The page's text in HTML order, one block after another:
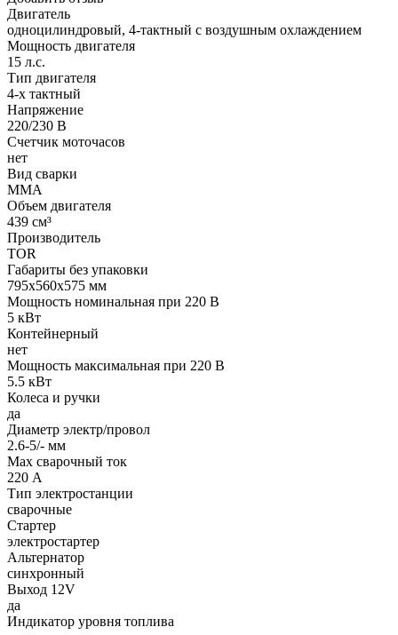
Двигатель
одноцилиндровый, 4-тактный с воздушным охлаждением
Мощность двигателя
15 л.с.
Тип двигателя
4-х тактный
Напряжение
220/230 В
Счетчик моточасов
нет
Вид сварки
MMA
Объем двигателя
439 см³
Производитель
TOR
Габариты без упаковки
795х560х575 мм
Мощность номинальная при 220 В
5 кВт
Контейнерный
нет
Мощность максимальная при 220 В
5.5 кВт
Колеса и ручки
да
Диаметр электр/провол
2.6-5/- мм
Max сварочный ток
220 А
Тип электростанции
сварочные
Стартер
электростартер
Альтернатор
синхронный
Выход 12V
да
Индикатор уровня топлива